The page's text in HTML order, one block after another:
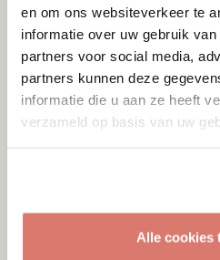
en om ons websiteverkeer te
informatie over uw gebruik
partners voor social media,
partners kunnen deze
informatie die u aan ze heeft
verzameld op basis van uw
Alle cookies
Adoptie07-08-2026
Cyka
Onesti